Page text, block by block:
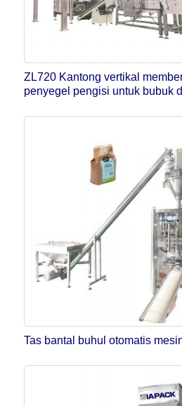
ZL720 Kantong vertikal
penyegel pengisi untuk bubuk
Tas bantal buhul otomatis